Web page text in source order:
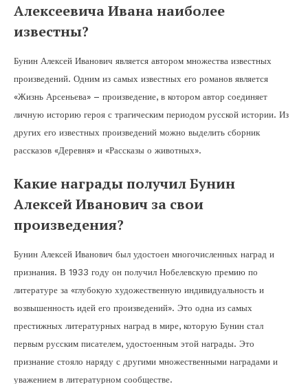
Алексеевича Ивана наиболее
известны?
Бунин Алексей Иванович является автором множества известных
произведений. Одним из самых известных его романов является
«Жизнь Арсеньева» – произведение, в котором автор соединяет
личную историю героя с трагическим периодом русской истории. Из
других его известных произведений можно выделить сборник
рассказов «Деревня» и «Рассказы о животных».
Какие награды получил Бунин
Алексей Иванович за свои
произведения?
Бунин Алексей Иванович был удостоен многочисленных наград и
признания. В 1933 году он получил Нобелевскую премию по
литературе за «глубокую художественную индивидуальность и
возвышенность идей его произведений». Это одна из самых
престижных литературных наград в мире, которую Бунин стал
первым русским писателем, удостоенным этой награды. Это
признание стояло наряду с другими множественными наградами и
уважением в литературном сообществе.